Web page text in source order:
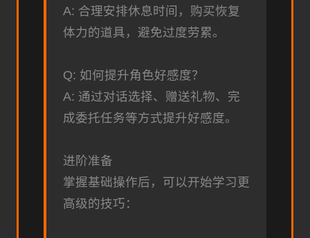
A: 合理安排休息时间，购买恢复
体力的道具，避免过度劳累。
Q: 如何提升角色好感度？
A: 通过对话选择、赠送礼物、完
成委托任务等方式提升好感度。
进阶准备
掌握基础操作后，可以开始学习更
高级的技巧：